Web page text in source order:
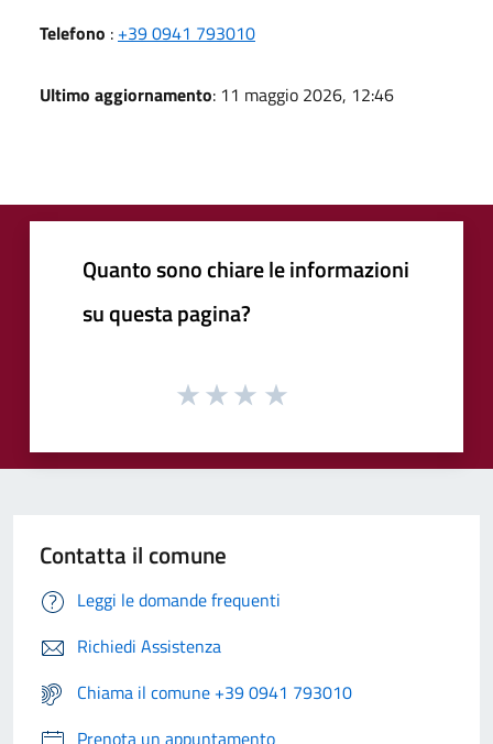
Telefono : +39 0941 793010
Ultimo aggiornamento: 11 maggio 2026, 12:46
Quanto sono chiare le informazioni
su questa pagina?
Contatta il comune
Leggi le domande frequenti
Richiedi Assistenza
Chiama il comune +39 0941 793010